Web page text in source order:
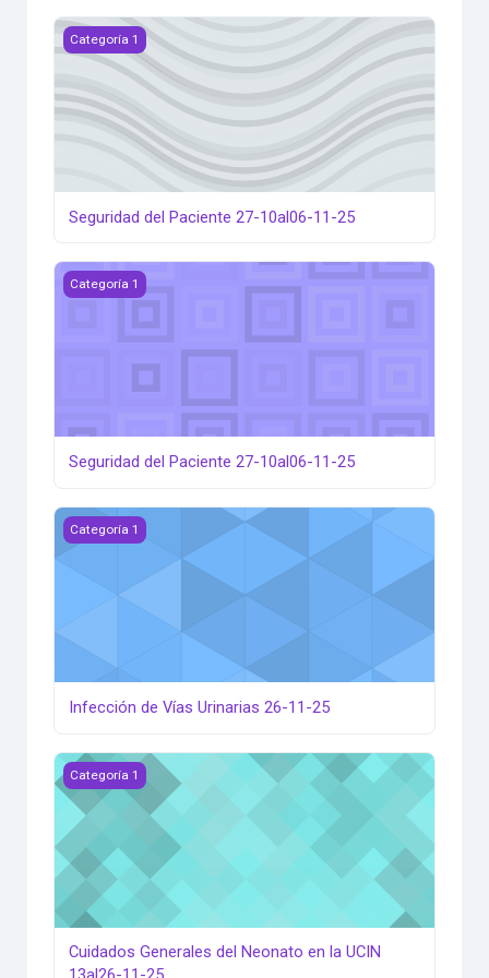
Seguridad del Paciente 27-10al06-11-25
Categoría 1
Seguridad del Paciente 27-10al06-11-25
Seguridad del Paciente 27-10al06-11-25
Categoría 1
Seguridad del Paciente 27-10al06-11-25
Infección de Vías Urinarias 26-11-25
Categoría 1
Infección de Vías Urinarias 26-11-25
Cuidados Generales del Neonato en la UCIN 13al26-11-25
Categoría 1
Cuidados Generales del Neonato en la UCIN